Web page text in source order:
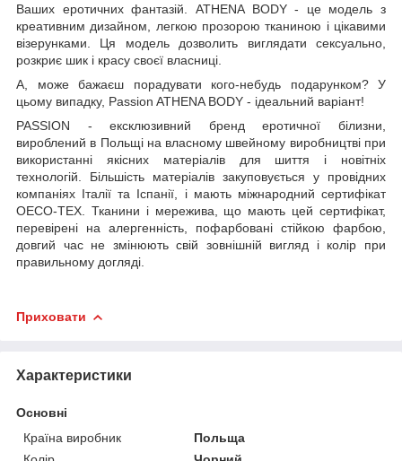
Ваших еротичних фантазій. ATHENA BODY - це модель з
креативним дизайном, легкою прозорою тканиною і цікавими
візерунками. Ця модель дозволить виглядати сексуально,
розкриє шик і красу своєї власниці.
А, може бажаєш порадувати кого-небудь подарунком? У
цьому випадку, Passion ATHENA BODY - ідеальний варіант!
PASSION - ексклюзивний бренд еротичної білизни,
вироблений в Польщі на власному швейному виробництві при
використанні якісних матеріалів для шиття і новітніх
технологій. Більшість матеріалів закуповується у провідних
компаніях Італії та Іспанії, і мають міжнародний сертифікат
OECO-TEX. Тканини і мережива, що мають цей сертифікат,
перевірені на алергенність, пофарбовані стійкою фарбою,
довгий час не змінюють свій зовнішній вигляд і колір при
правильному догляді.
Приховати
Характеристики
Основні
Країна виробник
Польща